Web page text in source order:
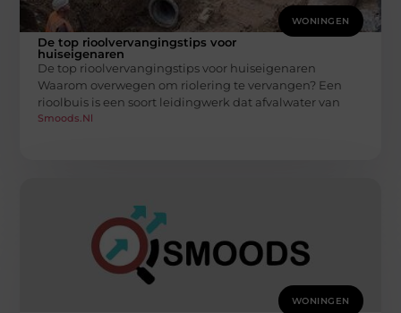
WONINGEN
De top rioolvervangingstips voor
huiseigenaren
De top rioolvervangingstips voor huiseigenaren
Waarom overwegen om riolering te vervangen? Een
rioolbuis is een soort leidingwerk dat afvalwater van
Smoods.nl
WONINGEN